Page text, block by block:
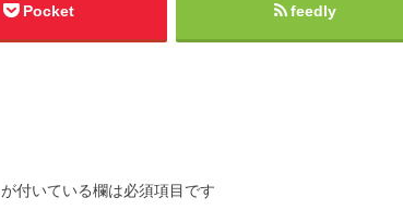
Pocket feedly
が付いている欄は必須項目です